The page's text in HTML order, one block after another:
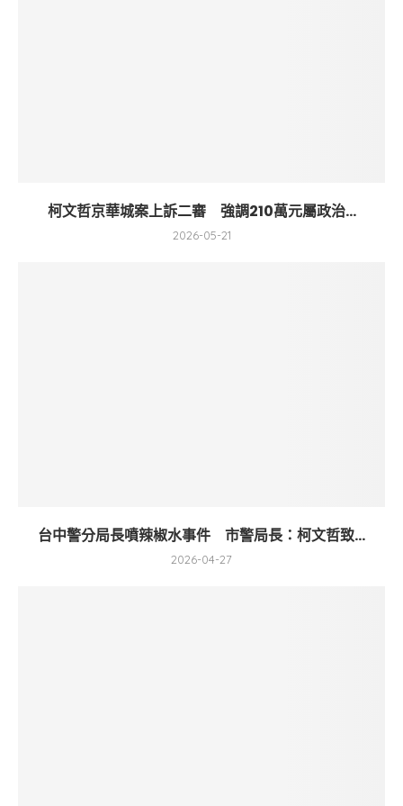
柯文哲京華城案上訴二審 強調210萬元屬政治...
2026-05-21
台中警分局長噴辣椒水事件 市警局長：柯文哲致...
2026-04-27